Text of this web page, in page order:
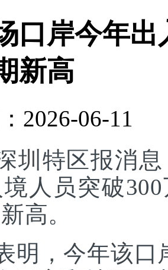
口岸今年出
新高
2026-06-11
圳特区报消
人员突破
高。
，今年该口